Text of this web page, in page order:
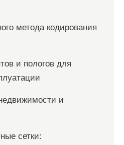
метода кодирования
и пологов для
и
сетки: